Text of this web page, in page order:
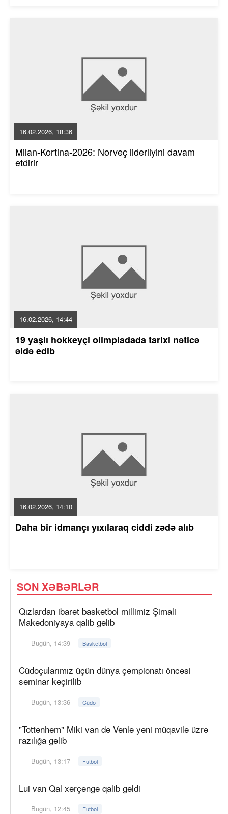
16.02.2026, 18:36
Milan-Kortina-2026: Norveç liderliyini davam
etdirir
16.02.2026, 14:44
19 yaşlı hokkeyçi olimpiadada tarixi nəticə
əldə edib
16.02.2026, 14:10
Daha bir idmançı yıxılaraq ciddi zədə alıb
SON XƏBƏRLƏR
Qızlardan ibarət basketbol millimiz Şimali
Makedoniyaya qalib gəlib
Bugün, 14:39 Basketbol
Cüdoçularımız üçün dünya çempionatı öncəsi
seminar keçirilib
Bugün, 13:36 Cüdo
"Tottenhem" Miki van de Venlə yeni müqavilə üzrə
razılığa gəlib
Bugün, 13:17 Futbol
Lui van Qal xərçəngə qalib gəldi
Bugün, 12:45 Futbol